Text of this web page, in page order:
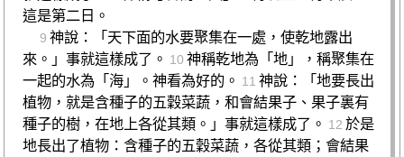
這是第二日。
9 神說：「天下面的水要聚集在一處，使乾地露出
來。」事就這樣成了。 10 神稱乾地為「地」，稱聚集在
一起的水為「海」。神看為好的。 11 神說：「地要長出
植物，就是含種子的五穀菜蔬，和會結果子、果子裏有
種子的樹，在地上各從其類。」事就這樣成了。 12 於是
地長出了植物：含種子的五穀菜蔬，各從其類；會結果